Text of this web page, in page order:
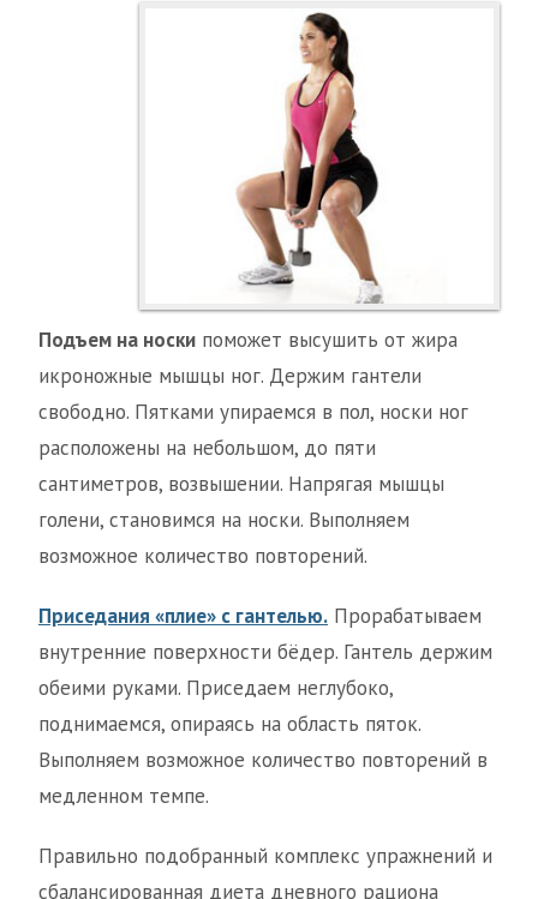
Подъем на носки поможет высушить от жира
икроножные мышцы ног. Держим гантели
свободно. Пятками упираемся в пол, носки ног
расположены на небольшом, до пяти
сантиметров, возвышении. Напрягая мышцы
голени, становимся на носки. Выполняем
возможное количество повторений.
Приседания «плие» с гантелью. Прорабатываем
внутренние поверхности бёдер. Гантель держим
обеими руками. Приседаем неглубоко,
поднимаемся, опираясь на область пяток.
Выполняем возможное количество повторений в
медленном темпе.
Правильно подобранный комплекс упражнений и
сбалансированная диета дневного рациона